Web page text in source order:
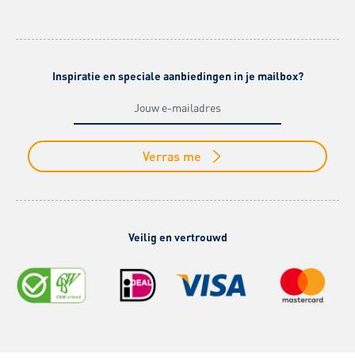
Inspiratie en speciale aanbiedingen in je mailbox?
Verras me
Veilig en vertrouwd